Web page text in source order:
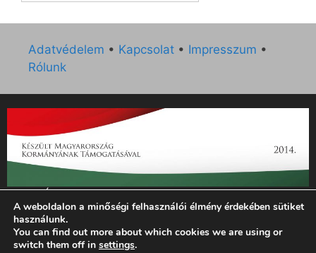
Adatvédelem • Kapcsolat • Impresszum •
Rólunk
„Az Új Ember katolikus hetilap 2014. évi működésének
támogatását az EGYH-KCP-14-P-0121 sz. támogatási
szerződés keretében 3 000 000 Ft összegben támogatta az
Emberi Erőforrások Minisztériuma.”
A weboldalon a minőségi felhasználói élmény érdekében sütiket
használunk.
You can find out more about which cookies we are using or
switch them off in settings.